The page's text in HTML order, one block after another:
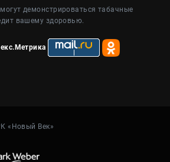
демонстрироваться табачные
вашему здоровью.
«Новый Век»